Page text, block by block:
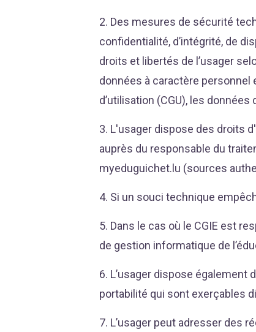
2. Des mesures de sécurité
confidentialité, d’intégrité, de
droits et libertés de l’usager
données à caractère
d’utilisation (CGU), les
3. L'usager dispose des droits
auprès du responsable du
myeduguichet.lu (sources
4. Si un souci technique
5. Dans le cas où le CGIE est
de gestion informatique de
6. L’usager dispose
portabilité qui sont exerçables
7. L’usager peut adresser des